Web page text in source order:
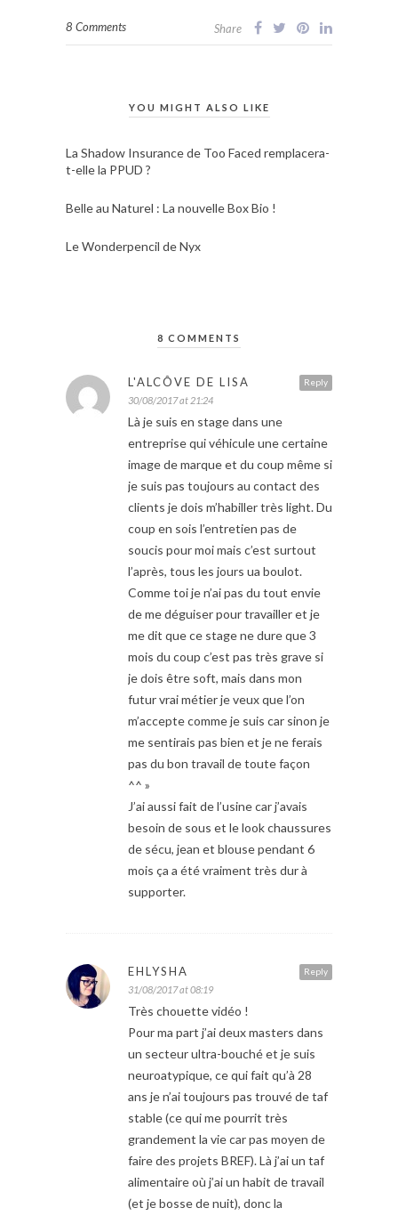
8 Comments Share
YOU MIGHT ALSO LIKE
La Shadow Insurance de Too Faced remplacera-
t-elle la PPUD ?
Belle au Naturel : La nouvelle Box Bio !
Le Wonderpencil de Nyx
8 COMMENTS
Reply
L'ALCÔVE DE LISA
30/08/2017 at 21:24
Là je suis en stage dans une
entreprise qui véhicule une certaine
image de marque et du coup même si
je suis pas toujours au contact des
clients je dois m’habiller très light. Du
coup en sois l’entretien pas de
soucis pour moi mais c’est surtout
l’après, tous les jours ua boulot.
Comme toi je n’ai pas du tout envie
de me déguiser pour travailler et je
me dit que ce stage ne dure que 3
mois du coup c’est pas très grave si
je dois être soft, mais dans mon
futur vrai métier je veux que l’on
m’accepte comme je suis car sinon je
me sentirais pas bien et je ne ferais
pas du bon travail de toute façon
^^ »
J’ai aussi fait de l’usine car j’avais
besoin de sous et le look chaussures
de sécu, jean et blouse pendant 6
mois ça a été vraiment très dur à
supporter.
Reply
EHLYSHA
31/08/2017 at 08:19
Très chouette vidéo !
Pour ma part j’ai deux masters dans
un secteur ultra-bouché et je suis
neuroatypique, ce qui fait qu’à 28
ans je n’ai toujours pas trouvé de taf
stable (ce qui me pourrit très
grandement la vie car pas moyen de
faire des projets BREF). Là j’ai un taf
alimentaire où j’ai un habit de travail
(et je bosse de nuit), donc la